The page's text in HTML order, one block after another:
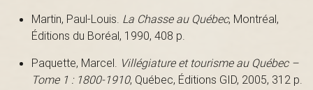
Martin, Paul-Louis. La Chasse au Québec, Montréal,
Éditions du Boréal, 1990, 408 p.
Paquette, Marcel. Villégiature et tourisme au Québec –
Tome 1 : 1800-1910, Québec, Éditions GID, 2005, 312 p.